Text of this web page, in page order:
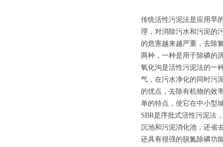
传统活性污泥法是应用早
理，对消除污水和污泥的
的危害越来越严重，去除
两种，一种是用于除磷的
氧化沟是活性污泥法的一
气，在污水净化的同时污
的优点，去除有机物的效
单的特点，使它在中小型
SBR是序批式活性污泥法
沉池和污泥消化池，还省
还具有很强的脱氮除磷功